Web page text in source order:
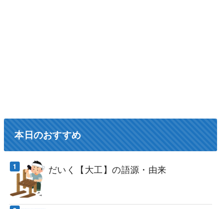
本日のおすすめ
だいく【大工】の語源・由来